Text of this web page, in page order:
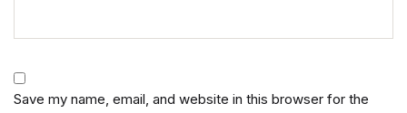
Save my name, email, and website in this browser for the